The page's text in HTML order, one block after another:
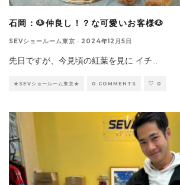
石岡：🐶仲良し！？な可愛いお客様🐶
SEVショールーム東京 · 2024年12月5日
先日ですが、今見頃の紅葉を見に イチ
★SEVショールーム東京★ 0 COMMENTS 0